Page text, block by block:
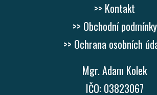
>> Kontakt
>> Obchodní podmínky
>> Ochrana osobních
Mgr. Adam Kolek
IČO: 03823067